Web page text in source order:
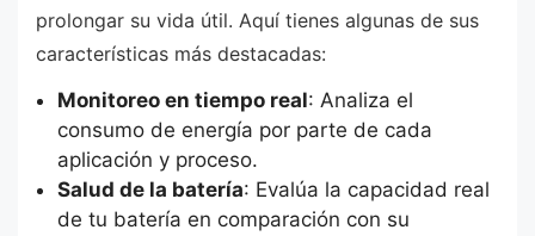
prolongar su vida útil. Aquí tienes algunas de sus
características más destacadas:
Monitoreo en tiempo real: Analiza el
consumo de energía por parte de cada
aplicación y proceso.
Salud de la batería: Evalúa la capacidad real
de tu batería en comparación con su